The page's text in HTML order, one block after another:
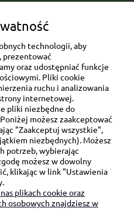
8 lok. 57/58
Łódź
SIĘ Z NAMI:
872
technologii, aby
prezentować
oraz udostępniać funkcje
Pliki cookie
ruchu i analizowania
internetowej.
pliki niezbędne do
możesz zaakceptować
"Zaakceptuj wszystkie",
niezbędnych). Możesz
potrzeb, wybierając
możesz w dowolny
klikając w link "Ustawienia
plikach cookie oraz
osobowych znajdziesz w